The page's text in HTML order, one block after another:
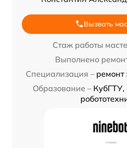
Вызвать
Стаж работы
Выполнено
Специализация – ремонт
Образование – КубГТУ,